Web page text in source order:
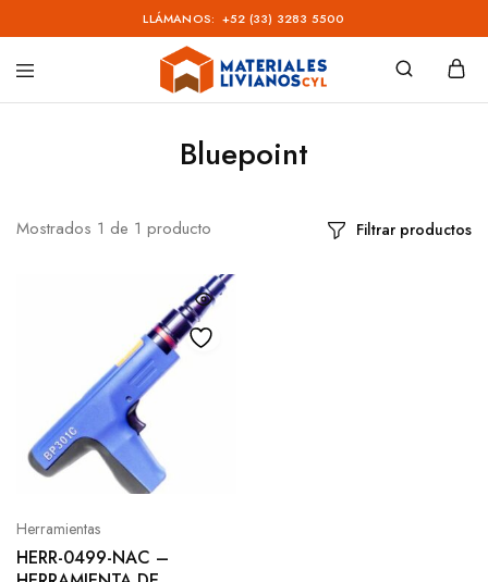
LLÁMANOS: +52 (33) 3283 5500
Materiales
Bluepoint
Mostrados 1 de 1 producto Filtrar productos
Herramientas
HERR-0499-NAC –